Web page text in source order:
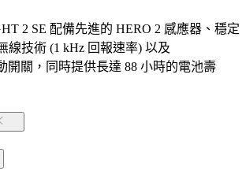
2 SE 配備先進的 HERO 2 感應器、穩定
線技術 (1 kHz 回報速率) 以及
開關，同時提供長達 88 小時的電池壽